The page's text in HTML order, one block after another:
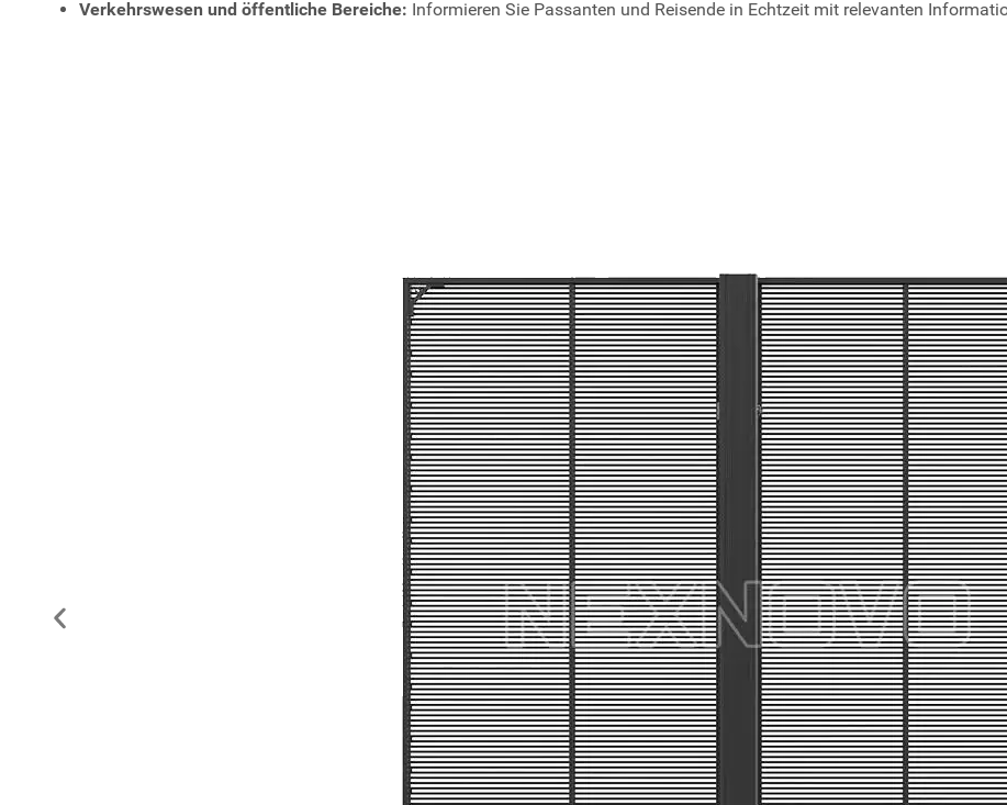
Verkehrswesen und öffentliche Bereiche: Informieren Sie Passanten und Reisende in Echtzeit mit relevanten